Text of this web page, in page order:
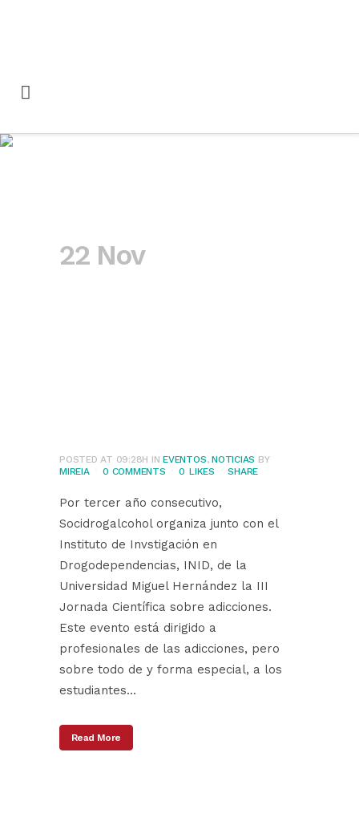
22 Nov
POSTED AT 09:28H INEVENTOS,NOTICIAS BY
MIREIA
0 COMMENTS 0 LIKES SHARE
Por tercer año consecutivo,
Socidrogalcohol organiza junto con el
Instituto de Invstigación en
Drogodependencias, INID, de la
Universidad Miguel Hernández la III
Jornada Científica sobre adicciones.
Este evento está dirigido a
profesionales de las adicciones, pero
sobre todo de y forma especial, a los
estudiantes...
Read More